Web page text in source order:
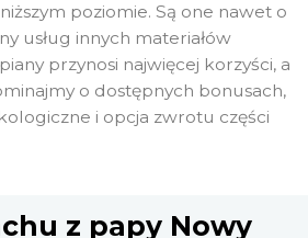
poziomie. Są one nawet o
usług innych materiałów
przynosi najwięcej korzyści, a
o dostępnych bonusach,
i opcja zwrotu części
z papy Nowy